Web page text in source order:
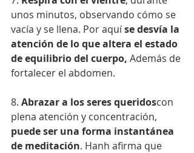
unos minutos, observando cómo se
vacía y se llena. Por aquí se desvía la
atención de lo que altera el estado
de equilibrio del cuerpo, Además de
fortalecer el abdomen.
8. Abrazar a los seres queridoscon
plena atención y concentración,
puede ser una forma instantánea
de meditación. Hanh afirma que